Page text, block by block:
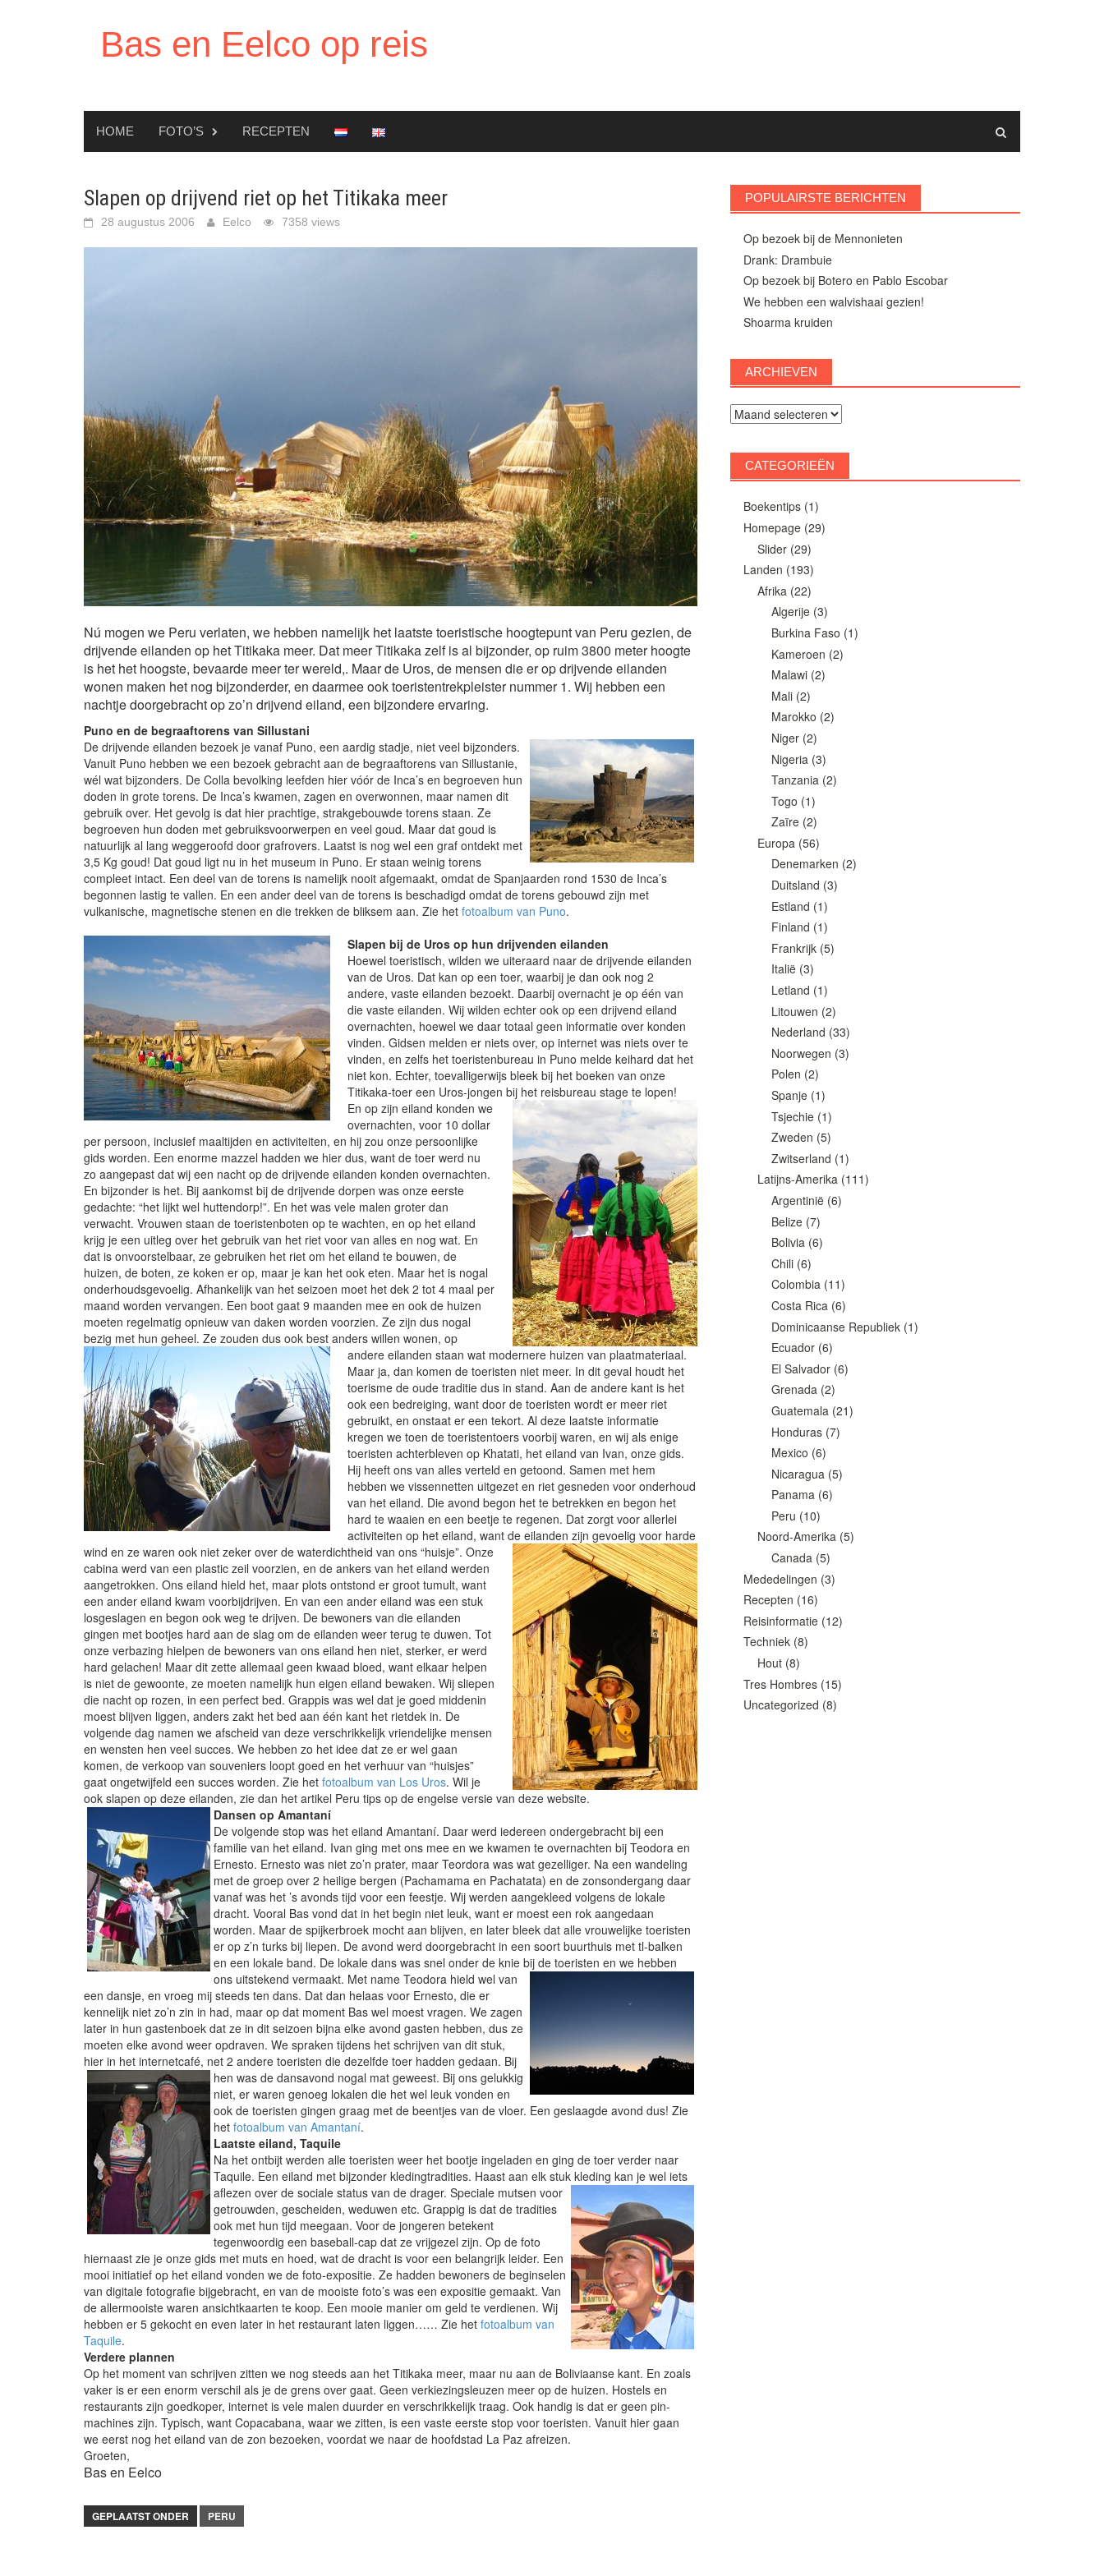
Bas en Eelco op reis
HOME FOTO’S RECEPTEN
Slapen op drijvend riet op het Titikaka meer
28 augustus 2006 Eelco 7358 views
Nú mogen we Peru verlaten, we hebben namelijk het laatste toeristische hoogtepunt van Peru gezien, de
drijvende eilanden op het Titikaka meer. Dat meer Titikaka zelf is al bijzonder, op ruim 3800 meter hoogte
is het het hoogste, bevaarde meer ter wereld,. Maar de Uros, de mensen die er op drijvende eilanden
wonen maken het nog bijzonderder, en daarmee ook toeristentrekpleister nummer 1. Wij hebben een
nachtje doorgebracht op zo’n drijvend eiland, een bijzondere ervaring.
Puno en de begraaftorens van Sillustani
De drijvende eilanden bezoek je vanaf Puno, een aardig stadje, niet veel bijzonders.
Vanuit Puno hebben we een bezoek gebracht aan de begraaftorens van Sillustanie,
wél wat bijzonders. De Colla bevolking leefden hier vóór de Inca’s en begroeven hun
doden in grote torens. De Inca’s kwamen, zagen en overwonnen, maar namen dit
gebruik over. Het gevolg is dat hier prachtige, strakgebouwde torens staan. Ze
begroeven hun doden met gebruiksvoorwerpen en veel goud. Maar dat goud is
natuurlijk al lang weggeroofd door grafrovers. Laatst is nog wel een graf ontdekt met
3,5 Kg goud! Dat goud ligt nu in het museum in Puno. Er staan weinig torens
compleet intact. Een deel van de torens is namelijk nooit afgemaakt, omdat de Spanjaarden rond 1530 de Inca’s
begonnen lastig te vallen. En een ander deel van de torens is beschadigd omdat de torens gebouwd zijn met
vulkanische, magnetische stenen en die trekken de bliksem aan. Zie het fotoalbum van Puno.
Slapen bij de Uros op hun drijvenden eilanden
Hoewel toeristisch, wilden we uiteraard naar de drijvende eilanden
van de Uros. Dat kan op een toer, waarbij je dan ook nog 2
andere, vaste eilanden bezoekt. Daarbij overnacht je op één van
die vaste eilanden. Wij wilden echter ook op een drijvend eiland
overnachten, hoewel we daar totaal geen informatie over konden
vinden. Gidsen melden er niets over, op internet was niets over te
vinden, en zelfs het toeristenbureau in Puno melde keihard dat het
niet kon. Echter, toevalligerwijs bleek bij het boeken van onze
Titikaka-toer een Uros-jongen bij het reisbureau stage te lopen!
En op zijn eiland konden we
overnachten, voor 10 dollar
per persoon, inclusief maaltijden en activiteiten, en hij zou onze persoonlijke
gids worden. Een enorme mazzel hadden we hier dus, want de toer werd nu
zo aangepast dat wij een nacht op de drijvende eilanden konden overnachten.
En bijzonder is het. Bij aankomst bij de drijvende dorpen was onze eerste
gedachte: “het lijkt wel huttendorp!”. En het was vele malen groter dan
verwacht. Vrouwen staan de toeristenboten op te wachten, en op het eiland
krijg je een uitleg over het gebruik van het riet voor van alles en nog wat. En
dat is onvoorstelbaar, ze gebruiken het riet om het eiland te bouwen, de
huizen, de boten, ze koken er op, maar je kan het ook eten. Maar het is nogal
onderhoudsgevoelig. Afhankelijk van het seizoen moet het dek 2 tot 4 maal per
maand worden vervangen. Een boot gaat 9 maanden mee en ook de huizen
moeten regelmatig opnieuw van daken worden voorzien. Ze zijn dus nogal
bezig met hun geheel. Ze zouden dus ook best anders willen wonen, op
andere eilanden staan wat modernere huizen van plaatmateriaal.
Maar ja, dan komen de toeristen niet meer. In dit geval houdt het
toerisme de oude traditie dus in stand. Aan de andere kant is het
ook een bedreiging, want door de toeristen wordt er meer riet
gebruikt, en onstaat er een tekort. Al deze laatste informatie
kregen we toen de toeristentoers voorbij waren, en wij als enige
toeristen achterbleven op Khatati, het eiland van Ivan, onze gids.
Hij heeft ons van alles verteld en getoond. Samen met hem
hebben we vissennetten uitgezet en riet gesneden voor onderhoud
van het eiland. Die avond begon het te betrekken en begon het
hard te waaien en een beetje te regenen. Dat zorgt voor allerlei
activiteiten op het eiland, want de eilanden zijn gevoelig voor harde
wind en ze waren ook niet zeker over de waterdichtheid van ons “huisje”. Onze
cabina werd van een plastic zeil voorzien, en de ankers van het eiland werden
aangetrokken. Ons eiland hield het, maar plots ontstond er groot tumult, want
een ander eiland kwam voorbijdrijven. En van een ander eiland was een stuk
losgeslagen en begon ook weg te drijven. De bewoners van die eilanden
gingen met bootjes hard aan de slag om de eilanden weer terug te duwen. Tot
onze verbazing hielpen de bewoners van ons eiland hen niet, sterker, er werd
hard gelachen! Maar dit zette allemaal geen kwaad bloed, want elkaar helpen
is niet de gewoonte, ze moeten namelijk hun eigen eiland bewaken. Wij sliepen
die nacht op rozen, in een perfect bed. Grappis was wel dat je goed middenin
moest blijven liggen, anders zakt het bed aan één kant het rietdek in. De
volgende dag namen we afscheid van deze verschrikkelijk vriendelijke mensen
en wensten hen veel succes. We hebben zo het idee dat ze er wel gaan
komen, de verkoop van souveniers loopt goed en het verhuur van “huisjes”
gaat ongetwijfeld een succes worden. Zie het fotoalbum van Los Uros. Wil je
ook slapen op deze eilanden, zie dan het artikel Peru tips op de engelse versie van deze website.
Dansen op Amantaní
De volgende stop was het eiland Amantaní. Daar werd iedereen ondergebracht bij een
familie van het eiland. Ivan ging met ons mee en we kwamen te overnachten bij Teodora en
Ernesto. Ernesto was niet zo’n prater, maar Teordora was wat gezelliger. Na een wandeling
met de groep over 2 heilige bergen (Pachamama en Pachatata) en de zonsondergang daar
vanaf was het ’s avonds tijd voor een feestje. Wij werden aangekleed volgens de lokale
dracht. Vooral Bas vond dat in het begin niet leuk, want er moest een rok aangedaan
worden. Maar de spijkerbroek mocht aan blijven, en later bleek dat alle vrouwelijke toeristen
er op z’n turks bij liepen. De avond werd doorgebracht in een soort buurthuis met tl-balken
en een lokale band. De lokale dans was snel onder de knie bij de toeristen en we hebben
ons uitstekend vermaakt. Met name Teodora hield wel van
een dansje, en vroeg mij steeds ten dans. Dat dan helaas voor Ernesto, die er
kennelijk niet zo’n zin in had, maar op dat moment Bas wel moest vragen. We zagen
later in hun gastenboek dat ze in dit seizoen bijna elke avond gasten hebben, dus ze
moeten elke avond weer opdraven. We spraken tijdens het schrijven van dit stuk,
hier in het internetcafé, net 2 andere toeristen die dezelfde toer hadden gedaan. Bij
hen was de dansavond nogal mat geweest. Bij ons gelukkig
niet, er waren genoeg lokalen die het wel leuk vonden en
ook de toeristen gingen graag met de beentjes van de vloer. Een geslaagde avond dus! Zie
het fotoalbum van Amantaní.
Laatste eiland, Taquile
Na het ontbijt werden alle toeristen weer het bootje ingeladen en ging de toer verder naar
Taquile. Een eiland met bijzonder kledingtradities. Haast aan elk stuk kleding kan je wel iets
aflezen over de sociale status van de drager. Speciale mutsen voor
getrouwden, gescheiden, weduwen etc. Grappig is dat de tradities
ook met hun tijd meegaan. Voor de jongeren betekent
tegenwoordig een baseball-cap dat ze vrijgezel zijn. Op de foto
hiernaast zie je onze gids met muts en hoed, wat de dracht is voor een belangrijk leider. Een
mooi initiatief op het eiland vonden we de foto-expositie. Ze hadden bewoners de beginselen
van digitale fotografie bijgebracht, en van de mooiste foto’s was een expositie gemaakt. Van
de allermooiste waren ansichtkaarten te koop. Een mooie manier om geld te verdienen. Wij
hebben er 5 gekocht en even later in het restaurant laten liggen…… Zie het fotoalbum van
Taquile.
Verdere plannen
Op het moment van schrijven zitten we nog steeds aan het Titikaka meer, maar nu aan de Boliviaanse kant. En zoals
vaker is er een enorm verschil als je de grens over gaat. Geen verkiezingsleuzen meer op de huizen. Hostels en
restaurants zijn goedkoper, internet is vele malen duurder en verschrikkelijk traag. Ook handig is dat er geen pin-
machines zijn. Typisch, want Copacabana, waar we zitten, is een vaste eerste stop voor toeristen. Vanuit hier gaan
we eerst nog het eiland van de zon bezoeken, voordat we naar de hoofdstad La Paz afreizen.
Groeten,
Bas en Eelco
GEPLAATST ONDER PERU
POPULAIRSTE BERICHTEN
Op bezoek bij de Mennonieten
Drank: Drambuie
Op bezoek bij Botero en Pablo Escobar
We hebben een walvishaai gezien!
Shoarma kruiden
ARCHIEVEN
Archieven
CATEGORIEËN
Boekentips (1)
Homepage (29)
Slider (29)
Landen (193)
Afrika (22)
Algerije (3)
Burkina Faso (1)
Kameroen (2)
Malawi (2)
Mali (2)
Marokko (2)
Niger (2)
Nigeria (3)
Tanzania (2)
Togo (1)
Zaïre (2)
Europa (56)
Denemarken (2)
Duitsland (3)
Estland (1)
Finland (1)
Frankrijk (5)
Italië (3)
Letland (1)
Litouwen (2)
Nederland (33)
Noorwegen (3)
Polen (2)
Spanje (1)
Tsjechie (1)
Zweden (5)
Zwitserland (1)
Latijns-Amerika (111)
Argentinië (6)
Belize (7)
Bolivia (6)
Chili (6)
Colombia (11)
Costa Rica (6)
Dominicaanse Republiek (1)
Ecuador (6)
El Salvador (6)
Grenada (2)
Guatemala (21)
Honduras (7)
Mexico (6)
Nicaragua (5)
Panama (6)
Peru (10)
Noord-Amerika (5)
Canada (5)
Mededelingen (3)
Recepten (16)
Reisinformatie (12)
Techniek (8)
Hout (8)
Tres Hombres (15)
Uncategorized (8)